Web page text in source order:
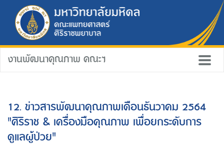
งานพัฒนาคุณภาพ คณะฯ
12. ข่าวสารพัฒนาคุณภาพเดือนธันวาคม 2564
"ศิริราช & เครื่องมือคุณภาพ เพื่อยกระดับการ
ดูแลผู้ป่วย"